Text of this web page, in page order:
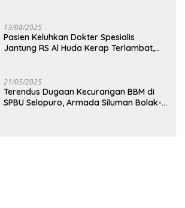
13/08/2025
Pasien Keluhkan Dokter Spesialis
Jantung RS Al Huda Kerap Terlambat,
21/05/2025
Terendus Dugaan Kecurangan BBM di
SPBU Selopuro, Armada Siluman Bolak-